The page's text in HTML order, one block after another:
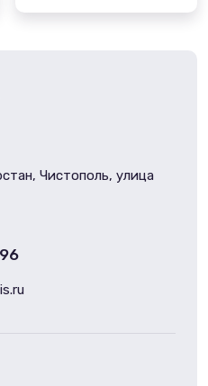
Чистополь, улица